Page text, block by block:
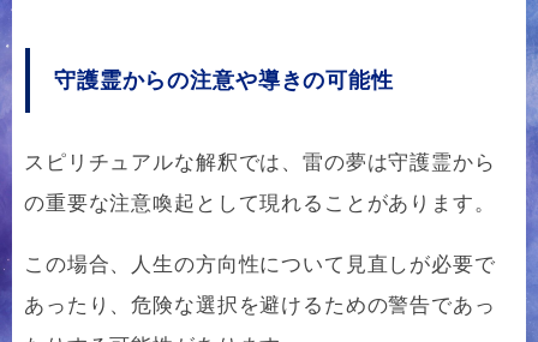
守護霊からの注意や導きの可能性
スピリチュアルな解釈では、雷の夢は守護霊から
の重要な注意喚起として現れることがあります。
この場合、人生の方向性について見直しが必要で
あったり、危険な選択を避けるための警告であっ